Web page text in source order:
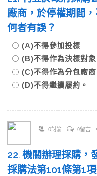
廠商，於停權期間
何者有誤？
(A)不得參加投標
(B)不得作為決標對象
(C)不得作為分包廠商
(D)不得繼續履約。
0討論 0留言
22. 機關辦理採購，
採購法第101條第1